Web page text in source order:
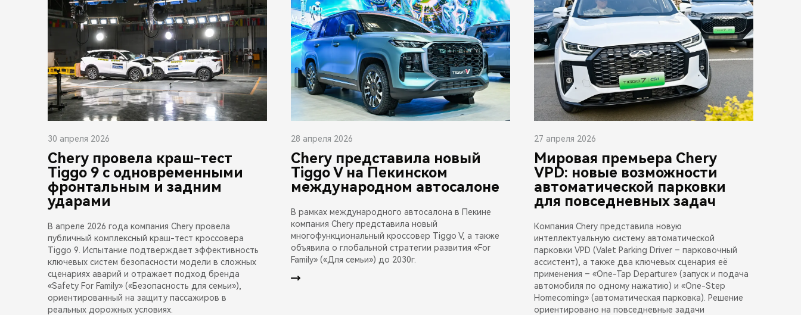
30 апреля 2026
Chery провела краш-тест
Tiggo 9 с одновременными
фронтальным и задним
ударами
В апреле 2026 года компания Chery провела
публичный комплексный краш-тест кроссовера
Tiggo 9. Испытание подтверждает эффективность
ключевых систем безопасности модели в сложных
сценариях аварий и отражает подход бренда
«Safety For Family» («Безопасность для семьи»),
ориентированный на защиту пассажиров в
реальных дорожных условиях.
28 апреля 2026
Chery представила новый
Tiggo V на Пекинском
международном автосалоне
В рамках международного автосалона в Пекине
компания Chery представила новый
многофункциональный кроссовер Tiggo V, а также
объявила о глобальной стратегии развития «For
Family» («Для семьи») до 2030г.
27 апреля 2026
Мировая премьера Chery
VPD: новые возможности
автоматической парковки
для повседневных задач
Компания Chery представила новую
интеллектуальную систему автоматической
парковки VPD (Valet Parking Driver – парковочный
ассистент), а также два ключевых сценария её
применения – «One-Tap Departure» (запуск и подача
автомобиля по одному нажатию) и «One-Step
Homecoming» (автоматическая парковка). Решение
ориентировано на повседневные задачи